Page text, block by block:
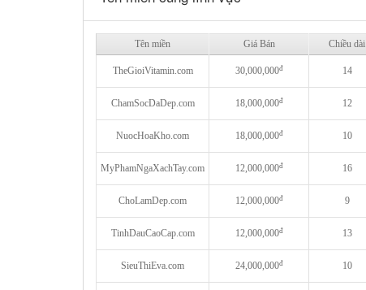
Tên miền Giá Bán Chiều dài
TheGioiVitamin.com 30,000,000đ 14
ChamSocDaDep.com 18,000,000đ 12
NuocHoaKho.com 18,000,000đ 10
MyPhamNgaXachTay.com 12,000,000đ 16
ChoLamDep.com 12,000,000đ 9
TinhDauCaoCap.com 12,000,000đ 13
SieuThiEva.com 24,000,000đ 10